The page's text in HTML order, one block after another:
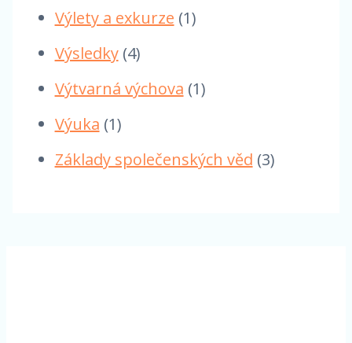
Výlety a exkurze (1)
Výsledky(4)
Výtvarná výchova (1)
Výuka (1)
Základy společenských věd (3)